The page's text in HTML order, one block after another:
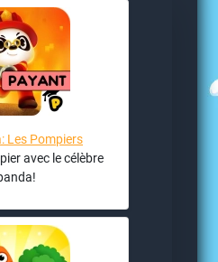
Les Pompiers
avec le célèbre